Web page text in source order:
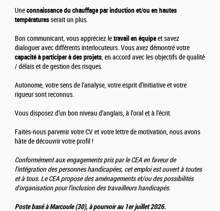
Uneconnaissance du chauffage par induction et/ou en hautes
températuresserait un plus.
Bon communicant, vous appréciez letravail en équipeet savez
dialoguer avec différents interlocuteurs. Vous avez démontré votre
capacité à participer à des projets, en accord avec les objectifs de qualité
/ délais et de gestion des risques.
Autonome, votre sens de l’analyse, votre esprit d’initiative et votre
rigueur sont reconnus.
Vous disposez d’un bon niveau d’anglais, à l’oral et à l’écrit.
Faites-nous parvenir votre CV et votre lettre de motivation, nous avons
hâte de découvrir votre profil !
Conformément aux engagements pris par le CEA en faveur de
l'intégration des personnes handicapées, cet emploi est ouvert à toutes
et à tous. Le CEA propose des aménagements et/ou des possibilités
d'organisation pour l’inclusion des travailleurs handicapés.
Poste basé à Marcoule (30), à pourvoir au 1er juillet 2026.